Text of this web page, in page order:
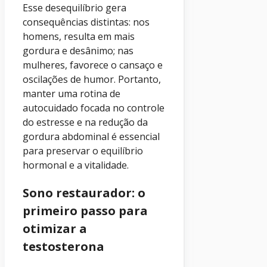
Esse desequilíbrio gera
consequências distintas: nos
homens, resulta em mais
gordura e desânimo; nas
mulheres, favorece o cansaço e
oscilações de humor. Portanto,
manter uma rotina de
autocuidado focada no controle
do estresse e na redução da
gordura abdominal é essencial
para preservar o equilíbrio
hormonal e a vitalidade.
Sono restaurador: o
primeiro passo para
otimizar a
testosterona